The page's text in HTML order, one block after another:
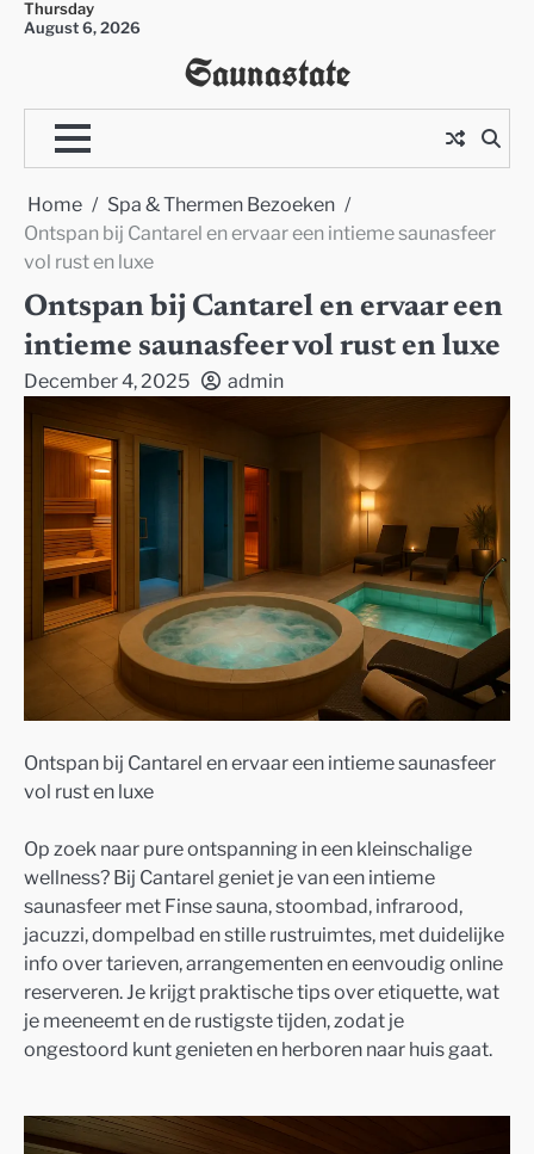
SkipThursday
August 6, 2026
Saunastate
Home
Spa & Thermen Bezoeken
Ontspan bij Cantarel en ervaar een intieme saunasfeer
vol rust en luxe
Ontspan bij Cantarel en ervaar een
intieme saunasfeer vol rust en luxe
December 4, 2025 admin
Ontspan bij Cantarel en ervaar een intieme saunasfeer
vol rust en luxe
Op zoek naar pure ontspanning in een kleinschalige
wellness? Bij Cantarel geniet je van een intieme
saunasfeer met Finse sauna, stoombad, infrarood,
jacuzzi, dompelbad en stille rustruimtes, met duidelijke
info over tarieven, arrangementen en eenvoudig online
reserveren. Je krijgt praktische tips over etiquette, wat
je meeneemt en de rustigste tijden, zodat je
ongestoord kunt genieten en herboren naar huis gaat.